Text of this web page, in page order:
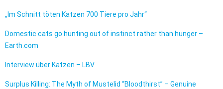
„Im Schnitt töten Katzen 700 Tiere pro Jahr“
Domestic cats go hunting out of instinct rather than hunger –
Earth.com
Interview über Katzen – LBV
Surplus Killing: The Myth of Mustelid “Bloodthirst” – Genuine